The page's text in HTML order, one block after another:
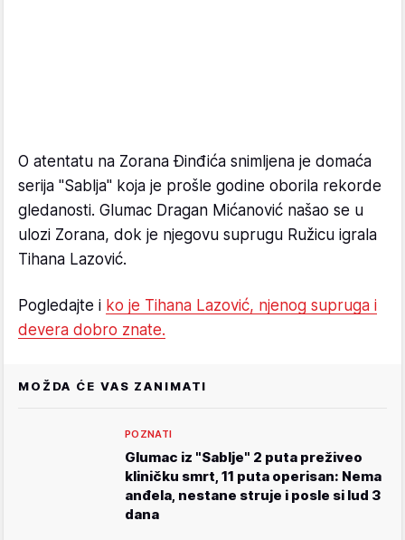
O atentatu na Zorana Đinđića snimljena je domaća
serija "Sablja" koja je prošle godine oborila rekorde
gledanosti. Glumac Dragan Mićanović našao se u
ulozi Zorana, dok je njegovu suprugu Ružicu igrala
Tihana Lazović.
Pogledajte i ko je Tihana Lazović, njenog supruga i
devera dobro znate.
MOŽDA ĆE VAS ZANIMATI
POZNATI
Glumac iz "Sablje" 2 puta preživeo
kliničku smrt, 11 puta operisan: Nema
anđela, nestane struje i posle si lud 3
dana